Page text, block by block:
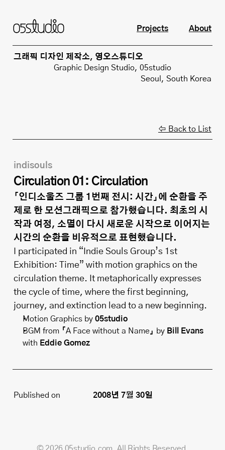
Projects About
그래픽 디자인 제작소, 영오스튜디오
Graphic Design Studio, 05studio
Seoul, South Korea
⇦ Back to List
indisouls
Circulation 01: Circulation
「인디소울즈 그룹 1번째 전시: 시간」에 순환을 주
제로 한 모션그래픽으로 참가했습니다. 최초의 시
작과 여정, 소멸이 다시 새로운 시작으로 이어지는
시간의 순환을 비유적으로 표현했습니다.
I participated in “Indie Souls Group’s 1st
Exhibition: Time” with motion graphics on the
circulation theme. It metaphorically expresses
the cycle of time, where the first beginning,
journey, and extinction lead to a new beginning.
Motion Graphics by 05studio
BGM from 「 A Face without a Name 」 by Bill Evans
with Eddie Gomez
Published on 2008년 7월 30일